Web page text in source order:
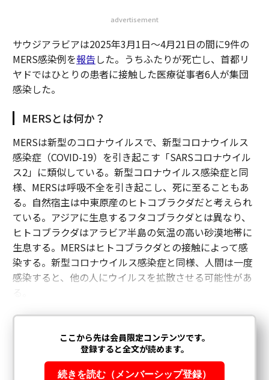
advertisement
サウジアラビアは2025年3月1日～4月21日の間に9件の
MERS感染例を報告した。うちふたりが死亡し、首都リ
ヤドではひとりの患者に接触した医療従事者6人が集団
感染した。
MERSとは何か？
MERSは新型のコロナウイルスで、新型コロナウイルス
感染症（COVID-19）を引き起こす「SARSコロナウイル
ス2」に類似している。新型コロナウイルス感染症と同
様、MERSは呼吸不全を引き起こし、死に至ることもあ
る。自然宿主は中東原産のヒトコブラクダだと考えられ
ている。アジアに生息するフタコブラクダとは異なり、
ヒトコブラクダはアラビア半島の気温の高い砂漠地帯に
生息する。MERSはヒトコブラクダとの接触によって感
染する。新型コロナウイルス感染症と同様、人間は一度
感染すると、他の人にウイルスを拡散させる可能性があ